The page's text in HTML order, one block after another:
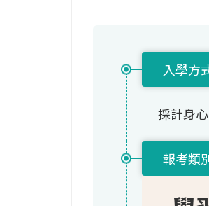
入學方
採計身
報考類